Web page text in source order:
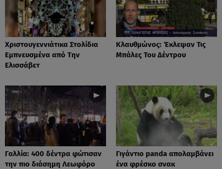
Xριστουγεννιάτικα Στολίδια
Εμπνευσμένα από Την
Ελισσάβετ
Κλαυθμώνος: Έκλεψαν Τις
Μπάλες Του Δέντρου
Γαλλία: 400 δέντρα φώτισαν
την πιο διάσημη Λεωφόρο
Γιγάντιο panda απολαμβάνει
ένα φρέσκο σνακ